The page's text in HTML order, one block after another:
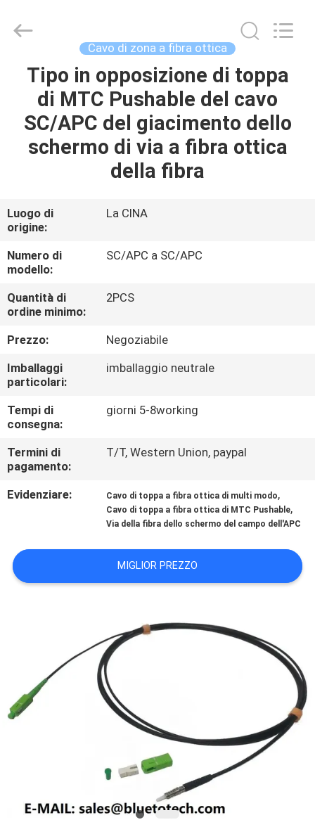
CASA
PRODOTTI
GIRO
DELLA
FABBRICA
DI
QUALITÀ
CONTATTICI
NOTIZIE
CITAZIONE
PRIVACY
POLICY
Blueto
Electronics&Communication
Cavo di zona a fibra ottica
Tipo in opposizione di toppa
di MTC Pushable del cavo
SC/APC del giacimento dello
schermo di via a fibra ottica
della fibra
Luogo di
origine:
La CINA
Numero di
modello:
SC/APC a SC/APC
Quantità di
ordine minimo:
2PCS
Prezzo:
Negoziabile
Imballaggi
particolari:
imballaggio neutrale
Tempi di
consegna:
giorni 5-8working
Termini di
pagamento:
T/T, Western Union, paypal
Evidenziare: Cavo di toppa a fibra ottica di multi modo,
Cavo di toppa a fibra ottica di MTC Pushable,
Via della fibra dello schermo del campo dell'APC
MIGLIOR PREZZO